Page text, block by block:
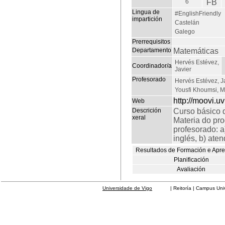
6 FB
Lingua de
impartición
#EnglishFriendly
Castelán
Galego
Prerrequisitos
Departamento Matemáticas
Coordinador/a Hervés Estévez,
Javier
Profesorado
Hervés Estévez,
Yousfi Khoumsi,
Web
http://
Descrición
xeral
Curso básico
Materia do
profesorado:
inglés, b)
Resultados de Formación e
Planificación
Avaliación
Universidade de Vigo | Reitoría | Campus